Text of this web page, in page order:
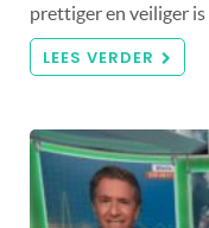
prettiger en veiliger
LEES VERDER